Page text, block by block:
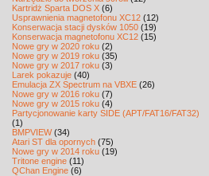
Kartridż Sparta DOS X (6)
Usprawnienia magnetofonu XC12 (12)
Konserwacja stacji dysków 1050 (19)
Konserwacja magnetofonu XC12 (15)
Nowe gry w 2020 roku (2)
Nowe gry w 2019 roku (35)
Nowe gry w 2017 roku (3)
Larek pokazuje (40)
Emulacja ZX Spectrum na VBXE (26)
Nowe gry w 2016 roku (7)
Nowe gry w 2015 roku (4)
Partycjonowanie karty SIDE (APT/FAT16/FAT32)
(1)
BMPVIEW(34)
Atari ST dla opornych (75)
Nowe gry w 2014 roku (19)
Tritone engine (11)
QChan Engine (6)